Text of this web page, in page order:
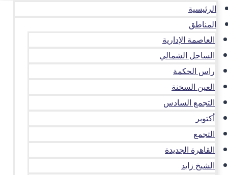
الرئيسية
المناطق
العاصمة الإدارية
الساحل الشمالي
راس الحكمة
العين السخنة
التجمع السادس
أكتوبر
التجمع
القاهرة الجديدة
الشيخ زايد